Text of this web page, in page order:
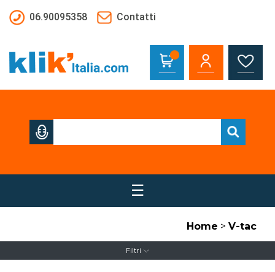
06.90095358
Contatti
☰
Home > V-tac
Filtri